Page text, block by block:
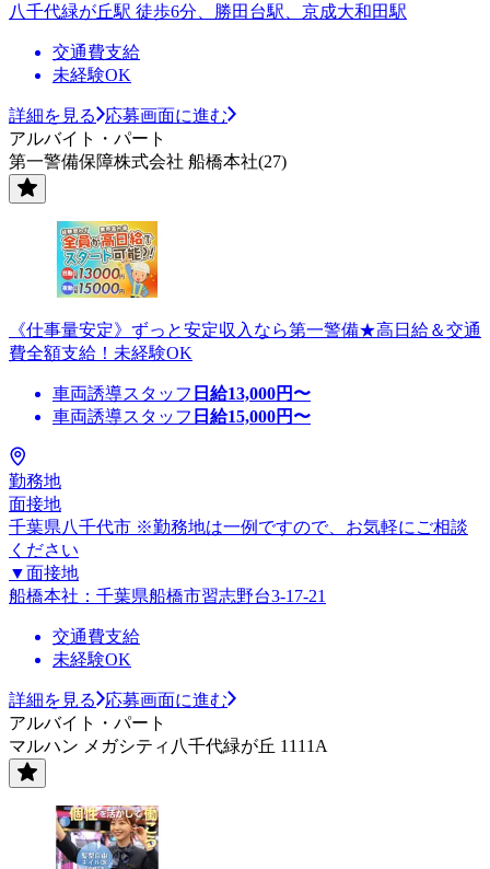
八千代緑が丘駅 徒歩6分、勝田台駅、京成大和田駅
交通費支給
未経験OK
詳細を見る
応募画面に進む
アルバイト・パート
第一警備保障株式会社 船橋本社(27)
《仕事量安定》ずっと安定収入なら第一警備★高日給＆交通
費全額支給！未経験OK
車両誘導スタッフ 日給13,000円〜
車両誘導スタッフ 日給15,000円〜
勤務地
面接地
千葉県八千代市 ※勤務地は一例ですので、お気軽にご相談
ください
▼面接地
船橋本社：千葉県船橋市習志野台3-17-21
交通費支給
未経験OK
詳細を見る
応募画面に進む
アルバイト・パート
マルハン メガシティ八千代緑が丘 1111A